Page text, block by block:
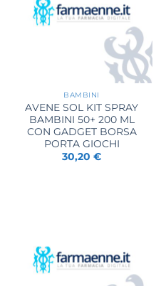
BAMBINI
AVENE SOL KIT SPRAY
BAMBINI 50+ 200 ML
CON GADGET BORSA
PORTA GIOCHI
30,20 €